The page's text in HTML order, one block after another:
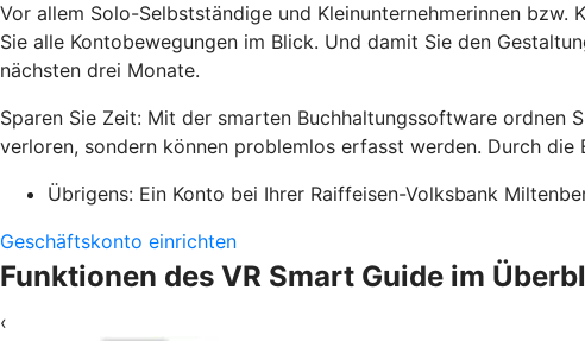
Vor allem Solo-Selbstständige und Kleinunternehmerinnen bzw.
Sie alle Kontobewegungen im Blick. Und damit Sie den
nächsten drei Monate.
Sparen Sie Zeit: Mit der smarten Buchhaltungssoftware ordnen
verloren, sondern können problemlos erfasst werden. Durch
Übrigens: Ein Konto bei Ihrer Raiffeisen-Volksbank
Geschäftskonto einrichten
Funktionen des VR Smart Guide im
‹